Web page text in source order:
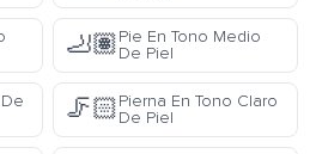
🦶🏽Pie En Tono Medio
De Piel
🦵🏻Pierna En Tono Claro
De Piel